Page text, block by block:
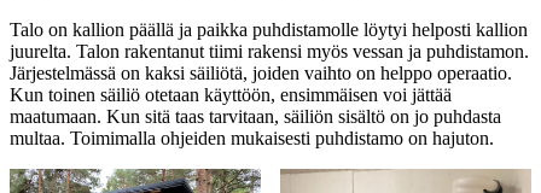
Talo on kallion päällä ja paikka puhdistamolle löytyi helposti kallion
juurelta. Talon rakentanut tiimi rakensi myös vessan ja puhdistamon.
Järjestelmässä on kaksi säiliötä, joiden vaihto on helppo operaatio.
Kun toinen säiliö otetaan käyttöön, ensimmäisen voi jättää
maatumaan. Kun sitä taas tarvitaan, säiliön sisältö on jo puhdasta
multaa. Toimimalla ohjeiden mukaisesti puhdistamo on hajuton.